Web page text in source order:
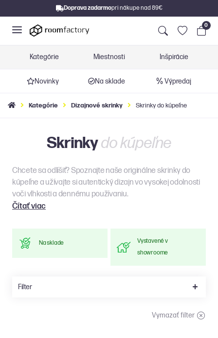
Doprava zadarmopri nákupe nad 89€
0
Kategórie Miestnosti Inšpirácie
Novinky Na sklade Výpredaj
Kategórie Dizajnové skrinky Skrinky do kúpeľne
Skrinkydo kúpeľne
Chcete sa odlíšiť? Spoznajte naše originálne skrinky do
kúpeľne a užívajte si autentický dizajn vo vysokej odolnosti
voči vlhkosti a dennému používaniu.
Čítať viac
Na sklade
Vystavené v
showroome
Filter
Vymazať filter